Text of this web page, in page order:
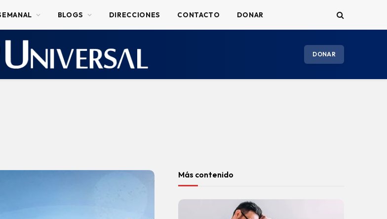
BLOGS DIRECCIONES CONTACTO DONAR
DONAR
Más contenido